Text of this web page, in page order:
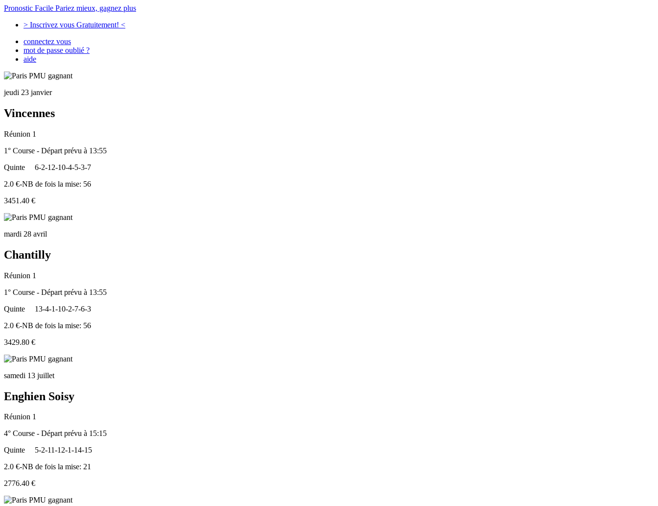
Pronostic Facile Pariez mieux, gagnez plus
> Inscrivez vous Gratuitement! <
connectez vous
mot de passe oublié ?
aide
jeudi 23 janvier
Vincennes
Réunion 1
1° Course - Départ prévu à 13:55
Quinte
6-2-12-10-4-5-3-7
2.0 €-NB de fois la mise: 56
3451.40 €
mardi 28 avril
Chantilly
Réunion 1
1° Course - Départ prévu à 13:55
Quinte
13-4-1-10-2-7-6-3
2.0 €-NB de fois la mise: 56
3429.80 €
samedi 13 juillet
Enghien Soisy
Réunion 1
4° Course - Départ prévu à 15:15
Quinte
5-2-11-12-1-14-15
2.0 €-NB de fois la mise: 21
2776.40 €